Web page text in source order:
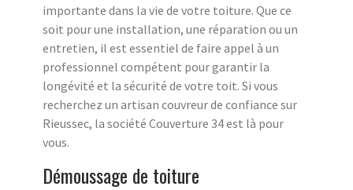
importante dans la vie de votre toiture. Que ce
soit pour une installation, une réparation ou un
entretien, il est essentiel de faire appel à un
professionnel compétent pour garantir la
longévité et la sécurité de votre toit. Si vous
recherchez un artisan couvreur de confiance sur
Rieussec, la société Couverture 34 est là pour
vous.
Démoussage de toiture